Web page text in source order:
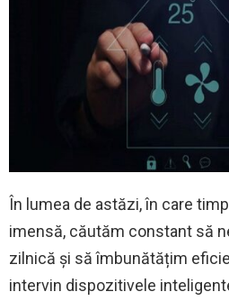
În lumea de astăzi, în care
imensă, căutăm constant să
zilnică și să îmbunătățim
intervin dispozitivele